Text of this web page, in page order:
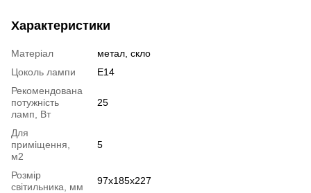
Характеристики
Матеріал
метал, скло
Цоколь лампи
E14
Рекомендована
потужність
ламп, Вт
25
Для
приміщення,
м2
5
Розмір
світильника, мм
97x185x227